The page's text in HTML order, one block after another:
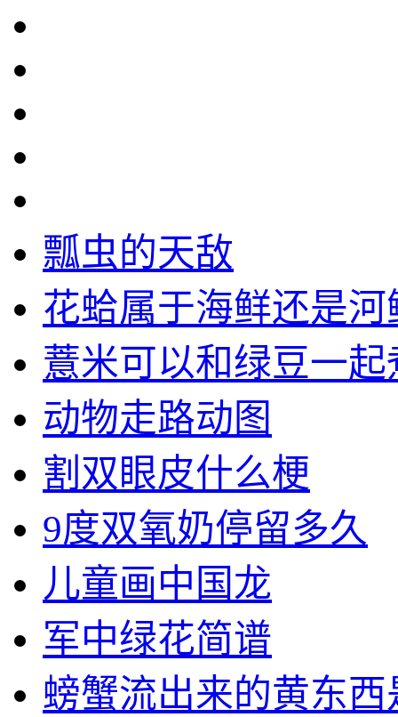
瓢虫的天敌
花蛤属于海鲜还是河
薏米可以和绿豆一起
动物走路动图
割双眼皮什么梗
9度双氧奶停留多久
儿童画中国龙
军中绿花简谱
螃蟹流出来的黄东西